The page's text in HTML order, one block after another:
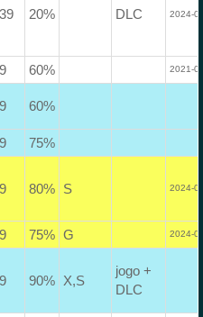
20% DLC 2024-
60% 2021-
60%
75%
80% S 2024-
75% G 2024-
90% X,S
jogo +
DLC